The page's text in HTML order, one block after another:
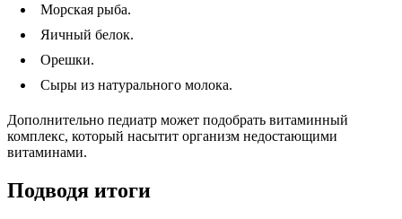
Морская рыба.
Яичный белок.
Орешки.
Сыры из натурального молока.
Дополнительно педиатр может подобрать витаминный
комплекс, который насытит организм недостающими
витаминами.
Подводя итоги